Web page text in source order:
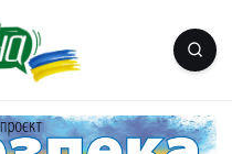
Одеса, Мелітополь